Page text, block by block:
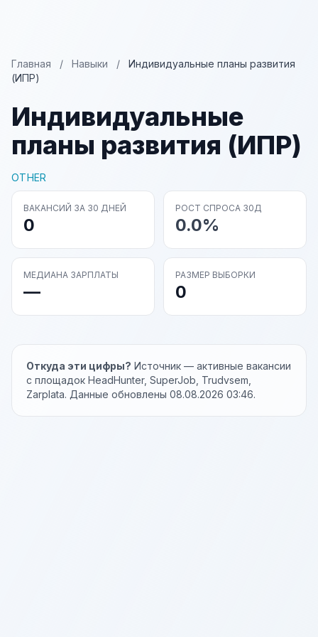
Главная / Навыки /
Индивидуальные планы развития
(ИПР)
Индивидуальные
планы развития (ИПР)
OTHER
ВАКАНСИЙ ЗА 30 ДНЕЙ
0
РОСТ СПРОСА 30Д
0.0%
МЕДИАНА ЗАРПЛАТЫ
—
РАЗМЕР ВЫБОРКИ
0
Откуда эти цифры? Источник — активные вакансии
с площадок HeadHunter, SuperJob, Trudvsem,
Zarplata. Данные обновлены 08.08.2026 03:46.